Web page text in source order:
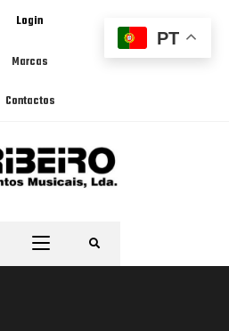
Login
Marcas
Contactos
PT